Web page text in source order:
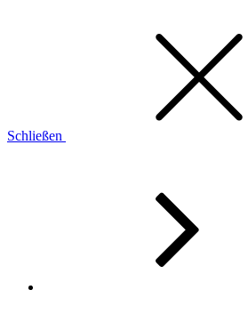
Schließen